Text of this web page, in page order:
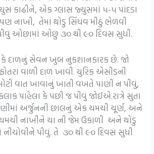
કાઢીને, એક ગ્લાસ જ્યુસમાં ૫-૫ પાંદડા
નાખી, તેમાં થોડુ સિંધવ મીઠું ભેળવી
ઓછામાં ઓછું ૩૦ થી ૯૦ દિવસ સુધી.
કે દાળનું સેવન ખુબ નુકશાનકારક છે. જો
વાળી દાળ ખાવી. યુરિક એસીડની
વાત ખાવાનું ખાતી વખતે પાણી ન પીવું,
પાહેલા કે પછી જ પીવું જોઈએ.રાત્રે સુતા
અર્જુનની છાલનું એક ચમચી ચૂર્ણ, અને
નાખીને ચા ની જેમ ઉકાળી અને થોડું
નીચોવીને પીવું. તે ૩૦ થી ૯૦ દિવસ સુધી